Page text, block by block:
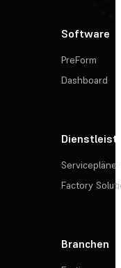
Software
PreForm
Dashboard
Servicepläne
Factory
Branchen